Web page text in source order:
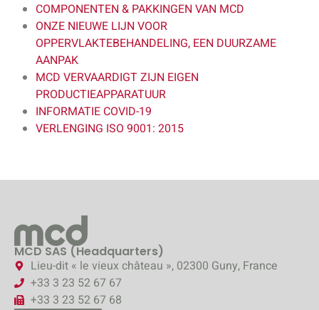
COMPONENTEN & PAKKINGEN VAN MCD
ONZE NIEUWE LIJN VOOR
OPPERVLAKTEBEHANDELING, EEN DUURZAME
AANPAK
MCD VERVAARDIGT ZIJN EIGEN
PRODUCTIEAPPARATUUR
INFORMATIE COVID-19
VERLENGING ISO 9001: 2015
MCD SAS (Headquarters)
Lieu-dit « le vieux château », 02300 Guny, France
+33 3 23 52 67 67
+33 3 23 52 67 68